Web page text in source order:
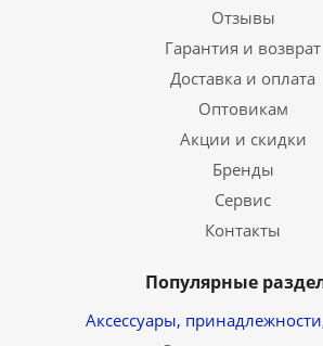
Отзывы
Гарантия и возврат
Доставка и оплата
Оптовикам
Акции и скидки
Бренды
Сервис
Контакты
Популярные
Аксессуары,